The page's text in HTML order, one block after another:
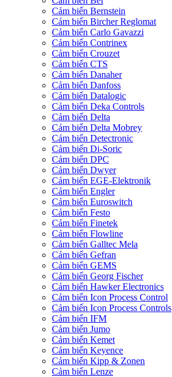
Cảm biến Bernstein
Cảm biến Bircher Reglomat
Cảm biến Carlo Gavazzi
Cảm biến Contrinex
Cảm biến Crouzet
Cảm biến CTS
Cảm biến Danaher
Cảm biến Danfoss
Cảm biến Datalogic
Cảm biến Deka Controls
Cảm biến Delta
Cảm biến Delta Mobrey
Cảm biến Detectronic
Cảm biến Di-Soric
Cảm biến DPC
Cảm biến Dwyer
Cảm biến EGE-Elektronik
Cảm biến Engler
Cảm biến Euroswitch
Cảm biến Festo
Cảm biến Finetek
Cảm biến Flowline
Cảm biến Galltec Mela
Cảm biến Gefran
Cảm biến GEMS
Cảm biến Georg Fischer
Cảm biến Hawker Electronics
Cảm biến Icon Process Control
Cảm biến Icon Process Controls
Cảm biến IFM
Cảm biến Jumo
Cảm biến Kemet
Cảm biến Keyence
Cảm biến Kipp & Zonen
Cảm biến Lenze